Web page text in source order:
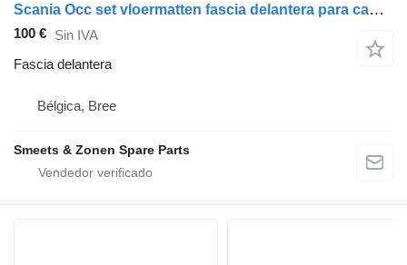
Scania Occ set vloermatten fascia delantera para camión
100 € Sin IVA
Fascia delantera
Bélgica, Bree
Smeets & Zonen Spare Parts